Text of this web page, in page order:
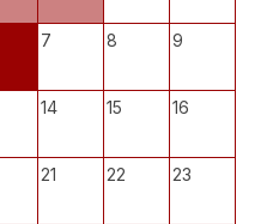
7 8 9
14 15 16
21 22 23